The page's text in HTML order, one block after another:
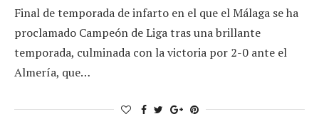
Final de temporada de infarto en el que el Málaga se ha
proclamado Campeón de Liga tras una brillante
temporada, culminada con la victoria por 2-0 ante el
Almería, que…